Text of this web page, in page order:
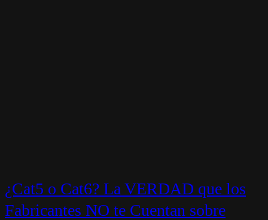
¿Cat5 o Cat6? La VERDAD que los
Fabricantes NO te Cuentan sobre